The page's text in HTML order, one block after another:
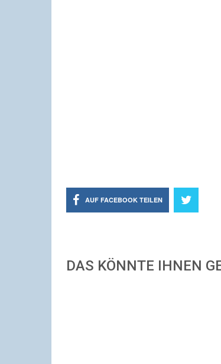
AUF FACEBOOK TEILEN
DAS KÖNNTE IHNEN